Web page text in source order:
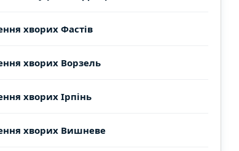
хворих Фастів
хворих Ворзель
хворих Ірпінь
хворих Вишневе